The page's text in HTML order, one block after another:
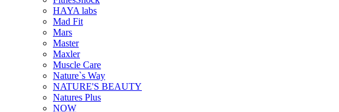
HAYA labs
Mad Fit
Mars
Master
Maxler
Muscle Care
Nature`s Way
NATURE'S BEAUTY
Natures Plus
NOW